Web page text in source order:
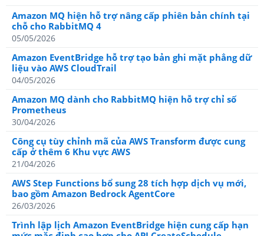
Amazon MQ hiện hỗ trợ nâng cấp phiên bản chính tại
chỗ cho RabbitMQ 4
05/05/2026
Amazon EventBridge hỗ trợ tạo bản ghi mặt phẳng dữ
liệu vào AWS CloudTrail
04/05/2026
Amazon MQ dành cho RabbitMQ hiện hỗ trợ chỉ số
Prometheus
30/04/2026
Công cụ tùy chỉnh mã của AWS Transform được cung
cấp ở thêm 6 Khu vực AWS
21/04/2026
AWS Step Functions bổ sung 28 tích hợp dịch vụ mới,
bao gồm Amazon Bedrock AgentCore
26/03/2026
Trình lập lịch Amazon EventBridge hiện cung cấp hạn